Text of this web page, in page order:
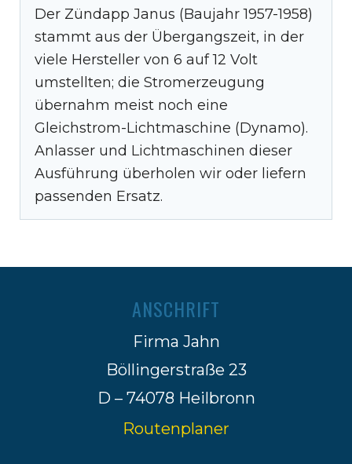
Der Zündapp Janus (Baujahr 1957-1958)
stammt aus der Übergangszeit, in der
viele Hersteller von 6 auf 12 Volt
umstellten; die Stromerzeugung
übernahm meist noch eine
Gleichstrom-Lichtmaschine (Dynamo).
Anlasser und Lichtmaschinen dieser
Ausführung überholen wir oder liefern
passenden Ersatz.
ANSCHRIFT
Firma Jahn
Böllingerstraße 23
D – 74078 Heilbronn
Routenplaner